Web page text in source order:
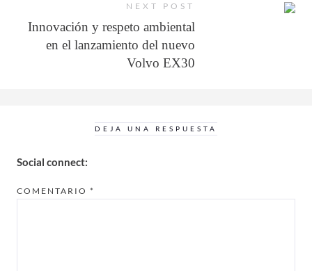
NEXT POST
Innovación y respeto ambiental
en el lanzamiento del nuevo
Volvo EX30
DEJA UNA RESPUESTA
Social connect:
COMENTARIO *